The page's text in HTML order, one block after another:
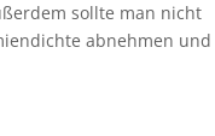
sollte man nicht
abnehmen und